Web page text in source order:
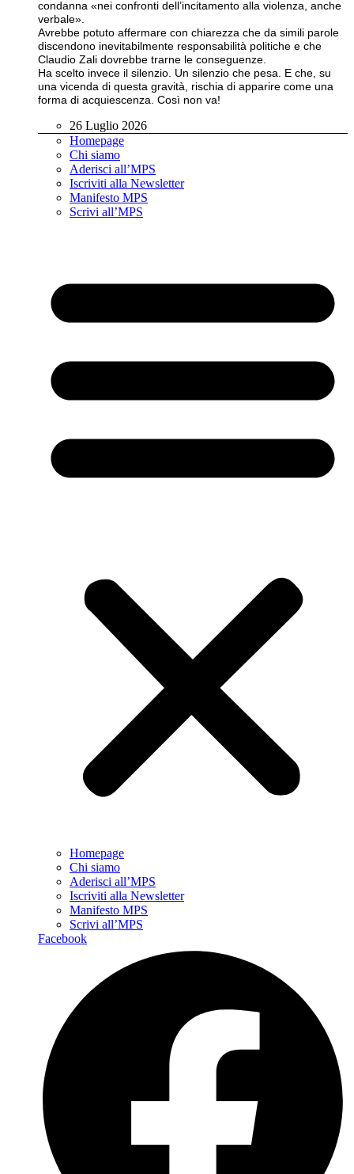
condanna «nei confronti dell’incitamento alla violenza, anche
verbale».
Avrebbe potuto affermare con chiarezza che da simili parole
discendono inevitabilmente responsabilità politiche e che
Claudio Zali dovrebbe trarne le conseguenze.
Ha scelto invece il silenzio. Un silenzio che pesa. E che, su
una vicenda di questa gravità, rischia di apparire come una
forma di acquiescenza. Così non va!
26 Luglio 2026
Homepage
Chi siamo
Aderisci all’MPS
Iscriviti alla Newsletter
Manifesto MPS
Scrivi all’MPS
Homepage
Chi siamo
Aderisci all’MPS
Iscriviti alla Newsletter
Manifesto MPS
Scrivi all’MPS
Facebook